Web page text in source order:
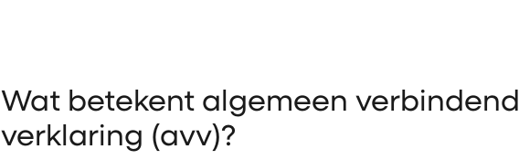
Wat betekent algemeen verbindend
verklaring (avv)?